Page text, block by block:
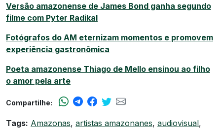
Versão amazonense de James Bond ganha segundo
filme com Pyter Radikal
Fotógrafos do AM eternizam momentos e promovem
experiência gastronômica
Poeta amazonense Thiago de Mello ensinou ao filho
o amor pela arte
Compartilhe:
Tags: Amazonas, artistas amazonanes, audiovisual,